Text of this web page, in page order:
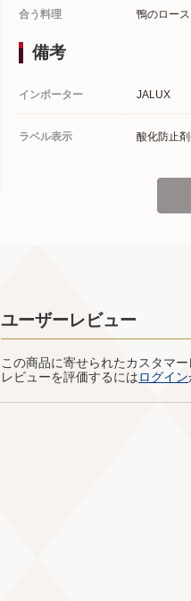
合う料理 鴨のロー
備考
インポーター JALUX
ラベル表示 酸化防止
ユーザーレビュー
この商品に寄せられたカスタマ
レビューを評価するにはログイン